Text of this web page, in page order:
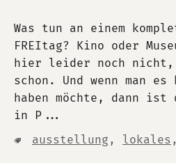
Was tun an einem
FREItag? Kino oder
hier leider noch nicht,
schon. Und wenn man
haben möchte, dann ist
in P...
ausstellung , lokales